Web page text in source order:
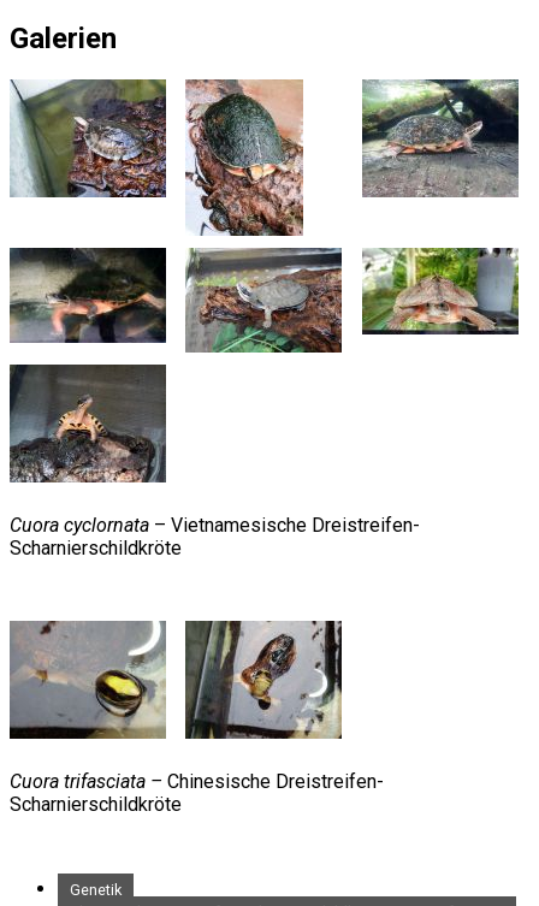
Galerien
Cuora cyclornata – Vietnamesische Dreistreifen-
Scharnierschildkröte
Cuora trifasciata – Chinesische Dreistreifen-
Scharnierschildkröte
Genetik